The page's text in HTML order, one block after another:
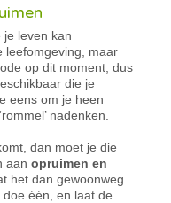
je leven kan
leefomgeving, maar
op dit moment, dus
die je
eens om je heen
nadenken.
dan moet je die
aanopruimen en
het dan gewoonweg
één, en laat de